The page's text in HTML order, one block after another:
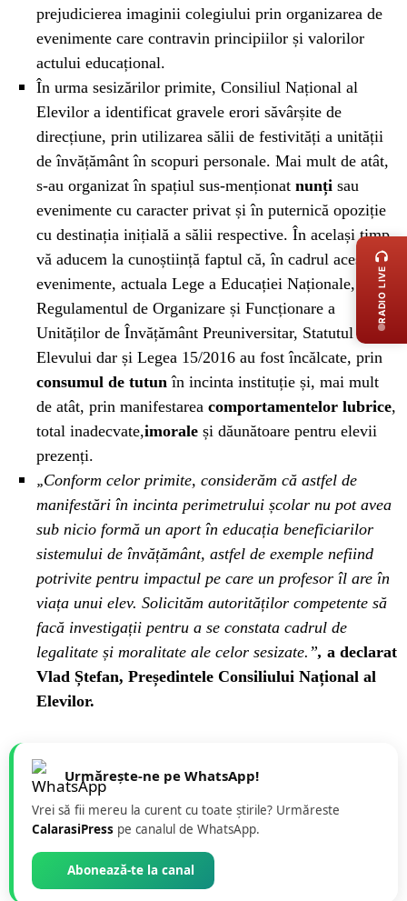
prejudicierea imaginii colegiului prin organizarea de
evenimente care contravin principiilor și valorilor
actului educațional.
În urma sesizărilor primite, Consiliul Național al
Elevilor a identificat gravele erori săvârșite de
direcțiune, prin utilizarea sălii de festivități a unității
de învățământ în scopuri personale. Mai mult de atât,
s-au organizat în spațiul sus-menționat nunțisau
evenimente cu caracter privat și în puternică opoziție
cu destinația inițială a sălii respective. În același timp,
vă aducem la cunoștiință faptul că, în cadrul acestor
evenimente, actuala Lege a Educației Naționale,
Regulamentul de Organizare și Funcționare a
Unităților de Învățământ Preuniversitar, Statutul
Elevului dar și Legea 15/2016 au fost încălcate, prin
consumul de tutunîn incinta instituție și, mai mult
de atât, prin manifestarea comportamentelor lubrice,
total inadecvate,imoraleși dăunătoare pentru elevii
prezenți.
„Conform celor primite, considerăm că astfel de
manifestări în incinta perimetrului școlar nu pot avea
sub nicio formă un aport în educația beneficiarilor
sistemului de învățământ, astfel de exemple nefiind
potrivite pentru impactul pe care un profesor îl are în
viața unui elev. Solicităm autorităților competente să
facă investigații pentru a se constata cadrul de
legalitate și moralitate ale celor sesizate.”, a declarat
Vlad Ștefan, Președintele Consiliului Național al
Elevilor.
Urmărește-ne pe WhatsApp!
Vrei să fii mereu la curent cu toate știrile? Urmăreste
CalarasiPress pe canalul de WhatsApp.
Abonează-te la canal
RADIO LIVE